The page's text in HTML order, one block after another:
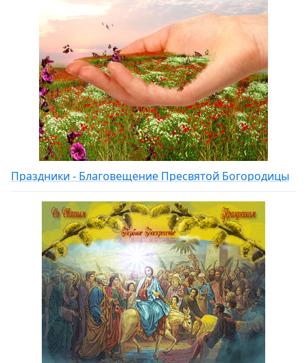
Праздники - Благовещение Пресвятой Богородицы